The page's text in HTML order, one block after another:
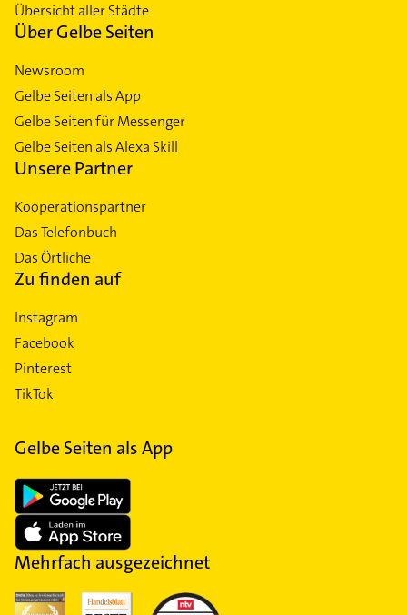
Übersicht aller Städte
Über Gelbe Seiten
Newsroom
Gelbe Seiten als App
Gelbe Seiten für Messenger
Gelbe Seiten als Alexa Skill
Unsere Partner
Kooperationspartner
Das Telefonbuch
Das Örtliche
Zu finden auf
Instagram
Facebook
Pinterest
TikTok
Gelbe Seiten als App
Mehrfach ausgezeichnet